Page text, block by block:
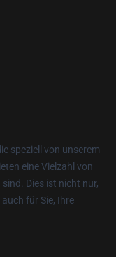
speziell von unserem
eine Vielzahl von
Dies ist nicht nur,
für Sie, Ihre